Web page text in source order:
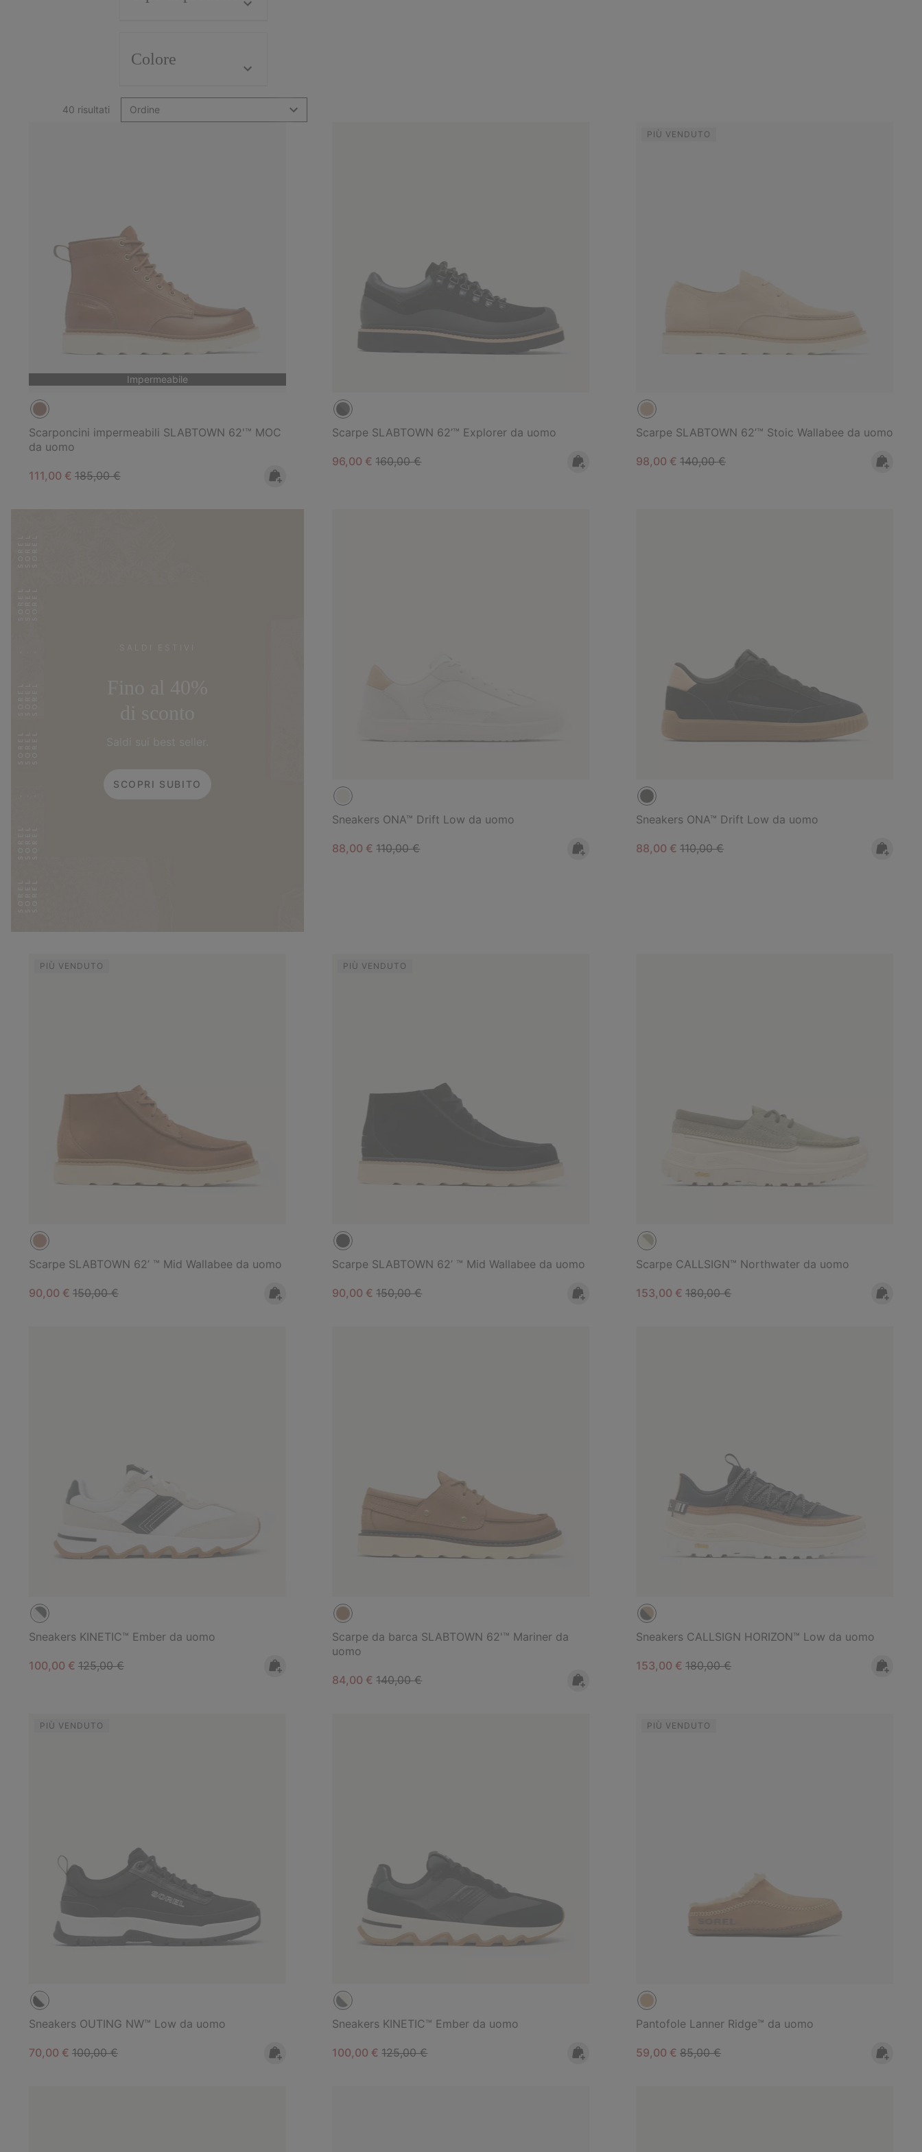
Colore
40 risultati Ordine
Impermeabile
Scarponcini impermeabili SLABTOWN 62'™ MOC
da uomo
Sale price:
111,00 € Regular price:
185,00 €
Scarpe SLABTOWN 62’™ Explorer da uomo
Sale price:
96,00 €Regular price:
160,00 €
PIÙ VENDUTO
Scarpe SLABTOWN 62’™ Stoic Wallabee da uomo
Sale price:
98,00 €Regular price:
140,00 €
SCOPRI SUBITO
Sneakers ONA™ Drift Low da uomo
Sale price:
88,00 €Regular price:
110,00 €
Sneakers ONA™ Drift Low da uomo
Sale price:
88,00 €Regular price:
110,00 €
PIÙ VENDUTO
Scarpe SLABTOWN 62’ ™ Mid Wallabee da uomo
Sale price:
90,00 € Regular price:
150,00 €
PIÙ VENDUTO
Scarpe SLABTOWN 62’ ™ Mid Wallabee da uomo
Sale price:
90,00 €Regular price:
150,00 €
Scarpe CALLSIGN™ Northwater da uomo
Sale price:
153,00 €Regular price:
180,00 €
Sneakers KINETIC™ Ember da uomo
Sale price:
100,00 € Regular price:
125,00 €
Scarpe da barca SLABTOWN 62'™ Mariner da
uomo
Sale price:
84,00 €Regular price:
140,00 €
Sneakers CALLSIGN HORIZON™ Low da uomo
Sale price:
153,00 €Regular price:
180,00 €
PIÙ VENDUTO
Sneakers OUTING NW™ Low da uomo
Sale price:
70,00 € Regular price:
100,00 €
Sneakers KINETIC™ Ember da uomo
Sale price:
100,00 €Regular price:
125,00 €
PIÙ VENDUTO
Pantofole Lanner Ridge™ da uomo
Sale price:
59,00 €Regular price:
85,00 €